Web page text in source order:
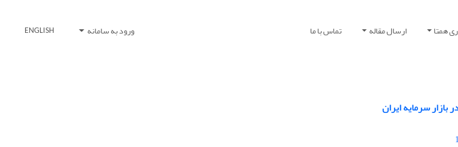
همتا ارسال مقاله تماس با ما ورود به سامانه ENGLISH
بازار سرمایه ایران